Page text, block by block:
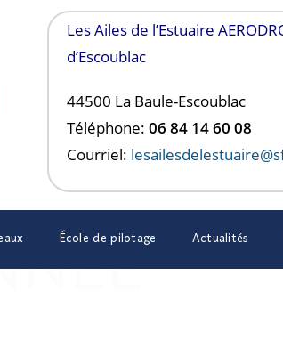
Les Ailes de l’Estuaire
d’Escoublac
44500 La Baule-Escoublac
Téléphone:06 84 14 60 08
Courriel:
École de pilotage Actualités